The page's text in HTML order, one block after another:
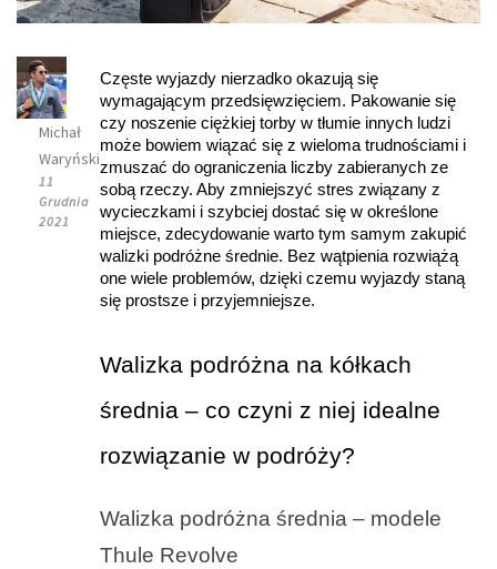
Michał
Waryński
11
Grudnia
2021
Częste wyjazdy nierzadko okazują się
wymagającym przedsięwzięciem. Pakowanie się
czy noszenie ciężkiej torby w tłumie innych ludzi
może bowiem wiązać się z wieloma trudnościami i
zmuszać do ograniczenia liczby zabieranych ze
sobą rzeczy. Aby zmniejszyć stres związany z
wycieczkami i szybciej dostać się w określone
miejsce, zdecydowanie warto tym samym zakupić
walizki podróżne średnie. Bez wątpienia rozwiążą
one wiele problemów, dzięki czemu wyjazdy staną
się prostsze i przyjemniejsze.
Walizka podróżna na kółkach
średnia – co czyni z niej idealne
rozwiązanie w podróży?
Walizka podróżna średnia – modele
Thule Revolve